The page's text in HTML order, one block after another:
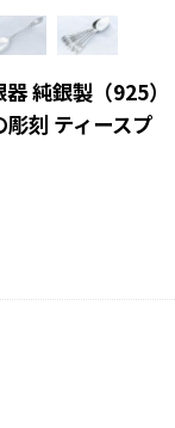
純銀製（925）
刻 ティースプ